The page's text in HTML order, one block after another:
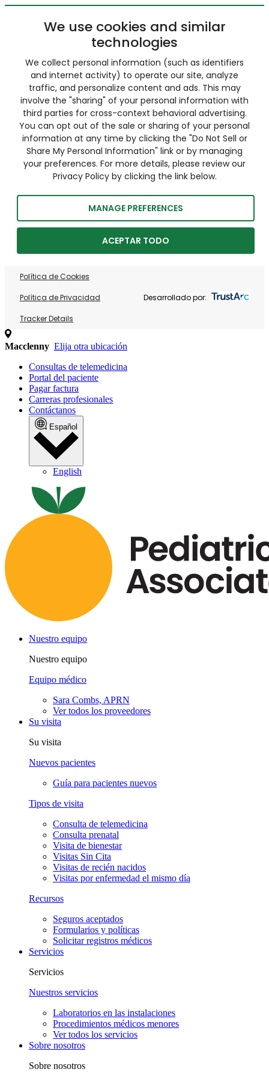
We use cookies and similar
technologies
We collect personal information (such as identifiers
and internet activity) to operate our site, analyze
traffic, and personalize content and ads. This may
involve the "sharing" of your personal information with
third parties for cross-context behavioral advertising.
You can opt out of the sale or sharing of your personal
information at any time by clicking the "Do Not Sell or
Share My Personal Information" link or by managing
your preferences. For more details, please review our
Privacy Policy by clicking the link below.
MANAGE PREFERENCES
ACEPTAR TODO
Política de Cookies
Política de Privacidad
Tracker Details
Desarrollado por:
Macclenny Elija otra ubicación
Consultas de telemedicina
Portal del paciente
Pagar factura
Carreras profesionales
Contáctanos
Español
English
Nuestro equipo
Nuestro equipo
Equipo médico
Sara Combs, APRN
Ver todos los proveedores
Su visita
Su visita
Nuevos pacientes
Guía para pacientes nuevos
Tipos de visita
Consulta de telemedicina
Consulta prenatal
Visita de bienestar
Visitas Sin Cita
Visitas de recién nacidos
Visitas por enfermedad el mismo día
Recursos
Seguros aceptados
Formularios y políticas
Solicitar registros médicos
Servicios
Servicios
Nuestros servicios
Laboratorios en las instalaciones
Procedimientos médicos menores
Ver todos los servicios
Sobre nosotros
Sobre nosotros